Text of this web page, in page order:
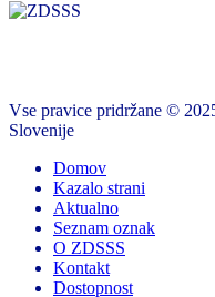
Vse pravice pridržane ©
Slovenije
Domov
Kazalo strani
Aktualno
Seznam oznak
O ZDSSS
Kontakt
Dostopnost